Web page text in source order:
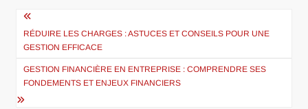
Navigation
de
l’article
RÉDUIRE LES CHARGES : ASTUCES ET CONSEILS POUR UNE
GESTION EFFICACE
GESTION FINANCIÈRE EN ENTREPRISE : COMPRENDRE SES
FONDEMENTS ET ENJEUX FINANCIERS